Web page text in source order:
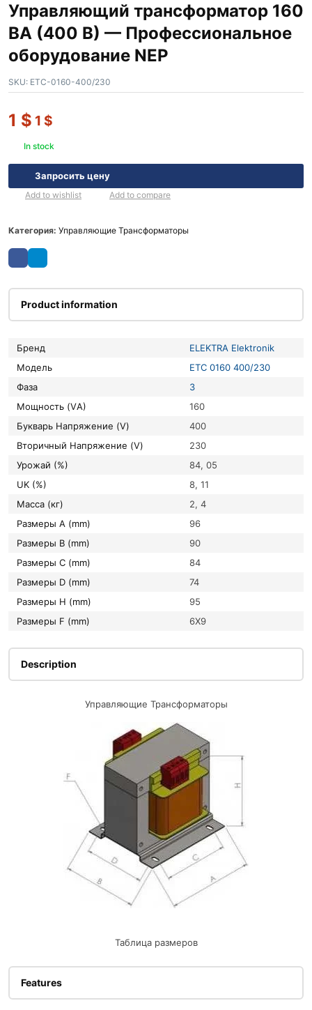
Управляющий трансформатор 160
ВА (400 В) — Профессиональное
оборудование NEP
SKU: ETC-0160-400/230
1 $ 1 $
In stock
Запросить цену
Add to wishlist Add to compare
Категория: Управляющие Трансформаторы
Product information
Бренд
ELEKTRA Elektronik
Модель
ETC 0160 400/230
Фаза
3
Мощность (VА)
160
букварь Напряжение (V)
400
вторичный Напряжение (V)
230
Урожай (%)
84, 05
UK (%)
8, 11
Масса (кг)
2, 4
Размеры A (mm)
96
Размеры B (mm)
90
Размеры C (mm)
84
Размеры D (mm)
74
Размеры H (mm)
95
Размеры F (mm)
6X9
Description
Управляющие Трансформаторы
Таблица размеров
Features